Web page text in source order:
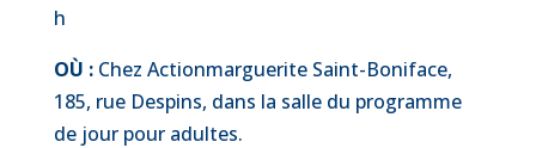
h
OÙ :Chez Actionmarguerite Saint-Boniface,
185, rue Despins, dans la salle du programme
de jour pour adultes.